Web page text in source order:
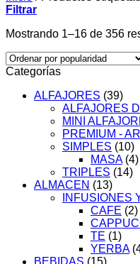
Filtrar
Mostrando 1–16 de 356
Categorías
ALFAJORES (39)
ALFAJORES
MINI
PREMIUM -
SIMPLES (10)
MASA (4)
TRIPLES (14)
ALMACEN (13)
INFUSIONES
CAFE (2)
TE (1)
YERBA
BEBIDAS (15)